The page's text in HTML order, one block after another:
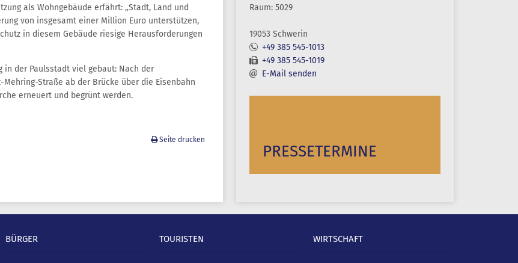
als Wohngebäude erfährt: „Stadt, Land und
von insgesamt einer Million Euro unterstützen,
in diesem Gebäude riesige Herausforderungen
der Paulsstadt viel gebaut: Nach der
Straße ab der Brücke über die Eisenbahn
erneuert und begrünt werden.
Seite drucken
Raum: 5029
19053 Schwerin
+49 385 545-1013
+49 385 545-1019
E-Mail senden
PRESSETERMINE
BÜRGER TOURISTEN WIRTSCHAFT